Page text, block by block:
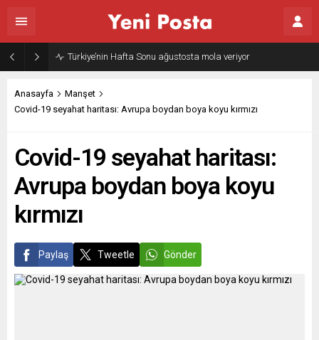
Türkiye’nin Hafta Sonu ağustosta mola veriyor
Anasayfa
Manşet
Covid-19 seyahat haritası: Avrupa boydan boya koyu kırmızı
Covid-19 seyahat haritası:
Avrupa boydan boya koyu
kırmızı
Paylaş Tweetle Gönder